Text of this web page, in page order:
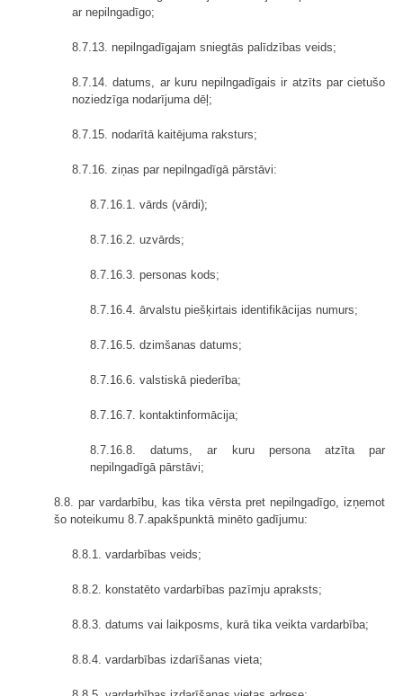
ar nepilngadīgo;
8.7.13. nepilngadīgajam sniegtās palīdzības veids;
8.7.14. datums, ar kuru nepilngadīgais ir atzīts par cietušo
noziedzīga nodarījuma dēļ;
8.7.15. nodarītā kaitējuma raksturs;
8.7.16. ziņas par nepilngadīgā pārstāvi:
8.7.16.1. vārds (vārdi);
8.7.16.2. uzvārds;
8.7.16.3. personas kods;
8.7.16.4. ārvalstu piešķirtais identifikācijas numurs;
8.7.16.5. dzimšanas datums;
8.7.16.6. valstiskā piederība;
8.7.16.7. kontaktinformācija;
8.7.16.8. datums, ar kuru persona atzīta par
nepilngadīgā pārstāvi;
8.8. par vardarbību, kas tika vērsta pret nepilngadīgo, izņemot
šo noteikumu 8.7.apakšpunktā minēto gadījumu:
8.8.1. vardarbības veids;
8.8.2. konstatēto vardarbības pazīmju apraksts;
8.8.3. datums vai laikposms, kurā tika veikta vardarbība;
8.8.4. vardarbības izdarīšanas vieta;